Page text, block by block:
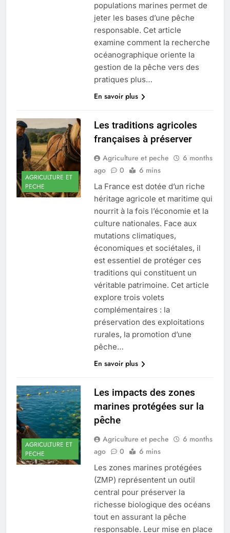
populations marines permet de
jeter les bases d’une pêche
responsable. Cet article
examine comment la recherche
océanographique oriente la
gestion de la pêche vers des
pratiques plus…
En savoir plus
AGRICULTURE ET
PECHE
Les traditions agricoles
françaises à préserver
Agriculture et peche
6 months
ago
0 6 mins
La France est dotée d’un riche
héritage agricole et maritime qui
nourrit à la fois l’économie et la
culture nationales. Face aux
mutations climatiques,
économiques et sociétales, il
est essentiel de protéger ces
traditions qui constituent un
véritable patrimoine. Cet article
explore trois volets
complémentaires : la
préservation des exploitations
rurales, la promotion d’une
pêche…
En savoir plus
AGRICULTURE ET
PECHE
Les impacts des zones
marines protégées sur la
pêche
Agriculture et peche
6 months
ago
0 6 mins
Les zones marines protégées
(ZMP) représentent un outil
central pour préserver la
richesse biologique des océans
tout en assurant la pêche
responsable. Leur mise en place